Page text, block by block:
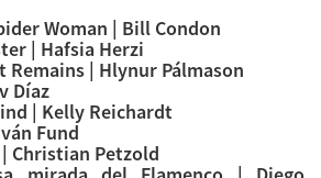
Woman | Bill Condon
| Hafsia Herzi
Remains | Hlynur Pálmason
Díaz
| Kelly Reichardt
Fund
Christian Petzold